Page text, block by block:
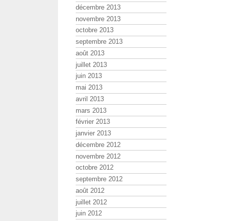
décembre 2013
novembre 2013
octobre 2013
septembre 2013
août 2013
juillet 2013
juin 2013
mai 2013
avril 2013
mars 2013
février 2013
janvier 2013
décembre 2012
novembre 2012
octobre 2012
septembre 2012
août 2012
juillet 2012
juin 2012